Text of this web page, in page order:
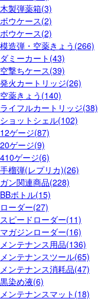
木製弾薬箱(3)
ボウケース(2)
ボウケース(2)
模造弾・空薬きょう(266)
ダミーカート(43)
空撃ちケース(39)
発火カートリッジ(26)
空薬きょう(140)
ライフルカートリッジ(38)
ショットシェル(102)
12ゲージ(87)
20ゲージ(9)
410ゲージ(6)
手榴弾(レプリカ)(26)
ガン関連商品(228)
BBボトル(15)
ローダー(27)
スピードローダー(11)
マガジンローダー(16)
メンテナンス用品(136)
メンテナンスツール(65)
メンテナンス消耗品(47)
黒染め液(6)
メンテナンスマット(18)